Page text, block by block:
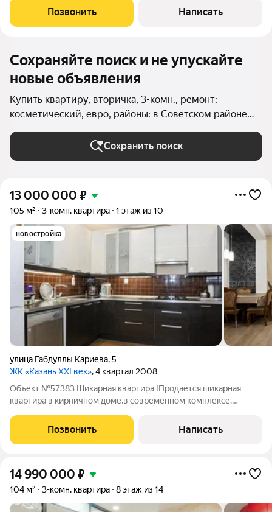
продуманной планировкой ждёт своих новых хозяев. Дом
расположен в развитом и
Позвонить Написать
Сохраняйте поиск и не упускайте
новые объявления
Купить квартиру, вторичка, 3-комн., ремонт:
косметический, евро, районы: в Советском районе
(Казань) в Казани
Сохранить поиск
13 000 000 ₽
105 м² 3-комн. квартира 1 этаж из 10
новостройка
улица Габдуллы Кариева,5
ЖК «Казань XXI век», 4 квартал 2008
Объект №57383 Шикарная квартира !Продается шикарная
квартира в кирпичном доме,в современном комплексе.
ремонтом, светлая, тёплая, уютная. Территория дома
огорожена,во дворе собственная парковка.
Позвонить Написать
14 990 000 ₽
104 м² 3-комн. квартира 8 этаж из 14